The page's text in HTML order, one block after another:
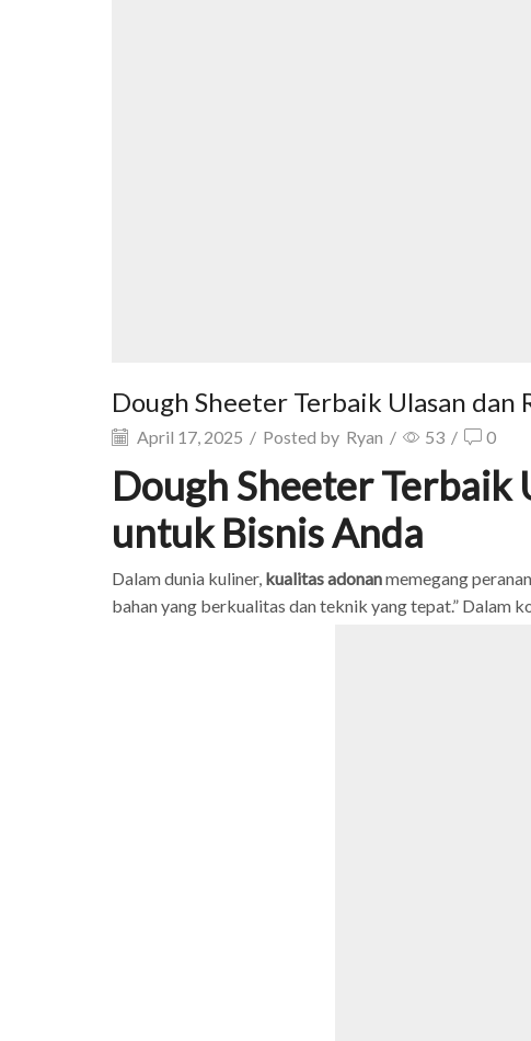
Dough Sheeter Terbaik Ulasan dan
April 17, 2025 / Posted by Ryan / 53 / 0
Dough Sheeter Terbaik
untuk Bisnis Anda
Dalam dunia kuliner, kualitas adonanmemegang
bahan yang berkualitas dan teknik yang tepat.” Dalam